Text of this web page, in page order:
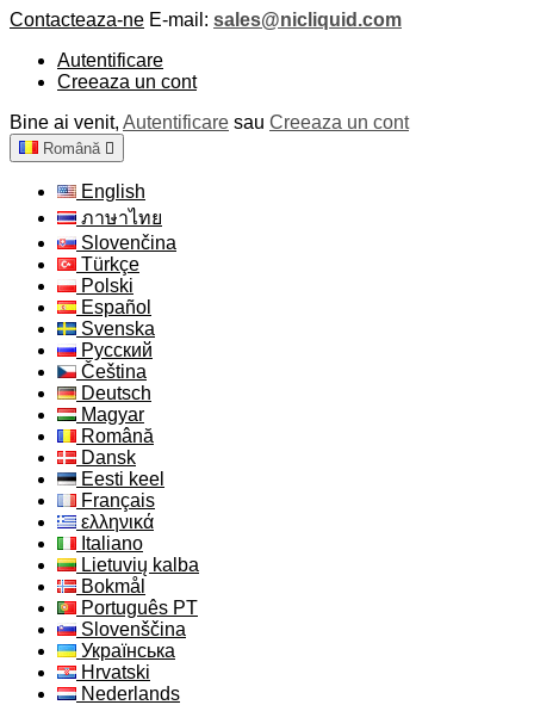
Contacteaza-ne E-mail: sales@nicliquid.com
Autentificare
Creeaza un cont
Bine ai venit, Autentificare sau Creeaza un cont
Română 
English
ภาษาไทย
Slovenčina
Türkçe
Polski
Español
Svenska
Русский
Čeština
Deutsch
Magyar
Română
Dansk
Eesti keel
Français
ελληνικά
Italiano
Lietuvių kalba
Bokmål
Português PT
Slovenščina
Українська
Hrvatski
Nederlands